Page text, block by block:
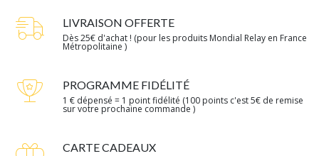
LIVRAISON OFFERTE
Dès 25€ d'achat ! (pour les produits Mondial Relay en France
Métropolitaine )
PROGRAMME FIDÉLITÉ
1 € dépensé = 1 point fidélité (100 points c'est 5€ de remise
sur votre prochaine commande )
CARTE CADEAUX